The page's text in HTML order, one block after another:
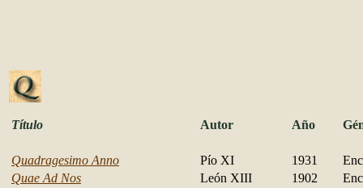
Título Autor Año
Quadragesimo Anno Pío XI 1931
Quae Ad Nos
León XIII 1902